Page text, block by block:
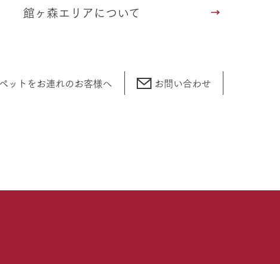
館ヶ森エリアについて
ペットをお連れのお客様へ お問い合わせ